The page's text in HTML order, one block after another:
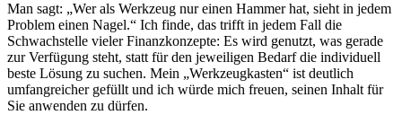
Man sagt: „Wer als Werkzeug nur einen Hammer hat, sieht in jedem
Problem einen Nagel.“ Ich finde, das trifft in jedem Fall die
Schwachstelle vieler Finanzkonzepte: Es wird genutzt, was gerade
zur Verfügung steht, statt für den jeweiligen Bedarf die individuell
beste Lösung zu suchen. Mein „Werkzeugkasten“ ist deutlich
umfangreicher gefüllt und ich würde mich freuen, seinen Inhalt für
Sie anwenden zu dürfen.